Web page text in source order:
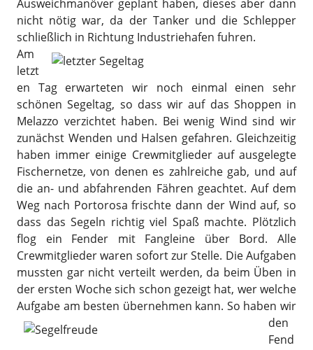
Ausweichmanöver geplant haben, dieses aber dann
nicht nötig war, da der Tanker und die Schlepper
schließlich in Richtung Industriehafen fuhren.
Am
letzt
en Tag erwarteten wir noch einmal einen sehr
schönen Segeltag, so dass wir auf das Shoppen in
Melazzo verzichtet haben. Bei wenig Wind sind wir
zunächst Wenden und Halsen gefahren. Gleichzeitig
haben immer einige Crewmitglieder auf ausgelegte
Fischernetze, von denen es zahlreiche gab, und auf
die an- und abfahrenden Fähren geachtet. Auf dem
Weg nach Portorosa frischte dann der Wind auf, so
dass das Segeln richtig viel Spaß machte. Plötzlich
flog ein Fender mit Fangleine über Bord. Alle
Crewmitglieder waren sofort zur Stelle. Die Aufgaben
mussten gar nicht verteilt werden, da beim Üben in
der ersten Woche sich schon gezeigt hat, wer welche
Aufgabe am besten übernehmen kann. So haben wir
den
Fend